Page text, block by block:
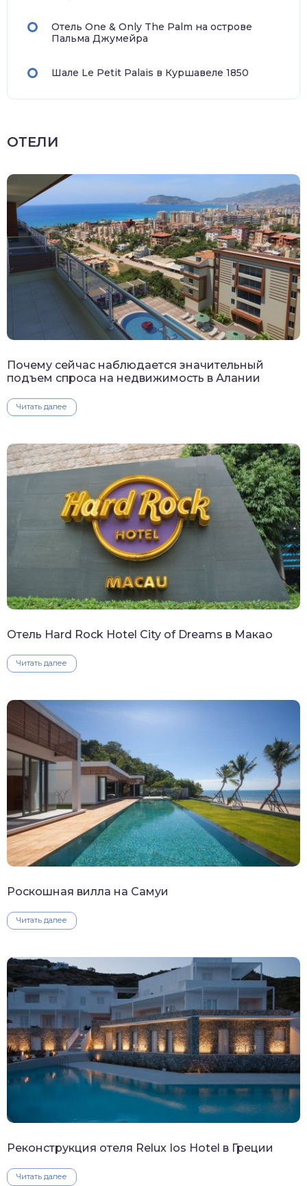
Отель One & Only The Palm на острове
Пальма Джумейра
Шале Le Petit Palais в Куршавеле 1850
ОТЕЛИ
Почему сейчас наблюдается значительный
подъем спроса на недвижимость в Алании
Читать далее
Отель Hard Rock Hotel City of Dreams в Макао
Читать далее
Роскошная вилла на Самуи
Читать далее
Реконструкция отеля Relux Ios Hotel в Греции
Читать далее